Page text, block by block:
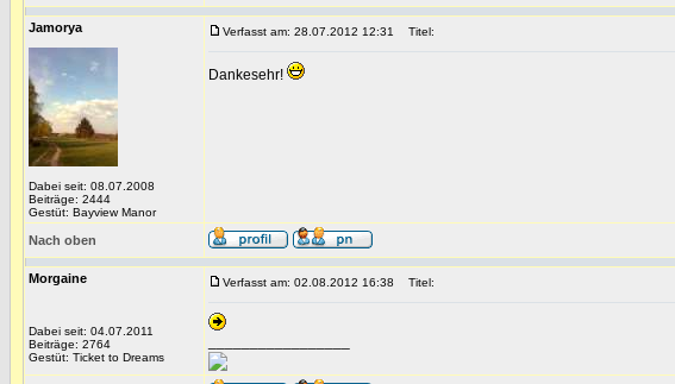
Jamorya
Dabei seit: 08.07.2008
Beiträge: 2444
Gestüt: Bayview Manor
Verfasst am: 28.07.2012 12:31 Titel:
Dankesehr!
Nach oben
Morgaine
Dabei seit: 04.07.2011
Beiträge: 2764
Gestüt: Ticket to Dreams
Verfasst am: 02.08.2012 16:38 Titel: